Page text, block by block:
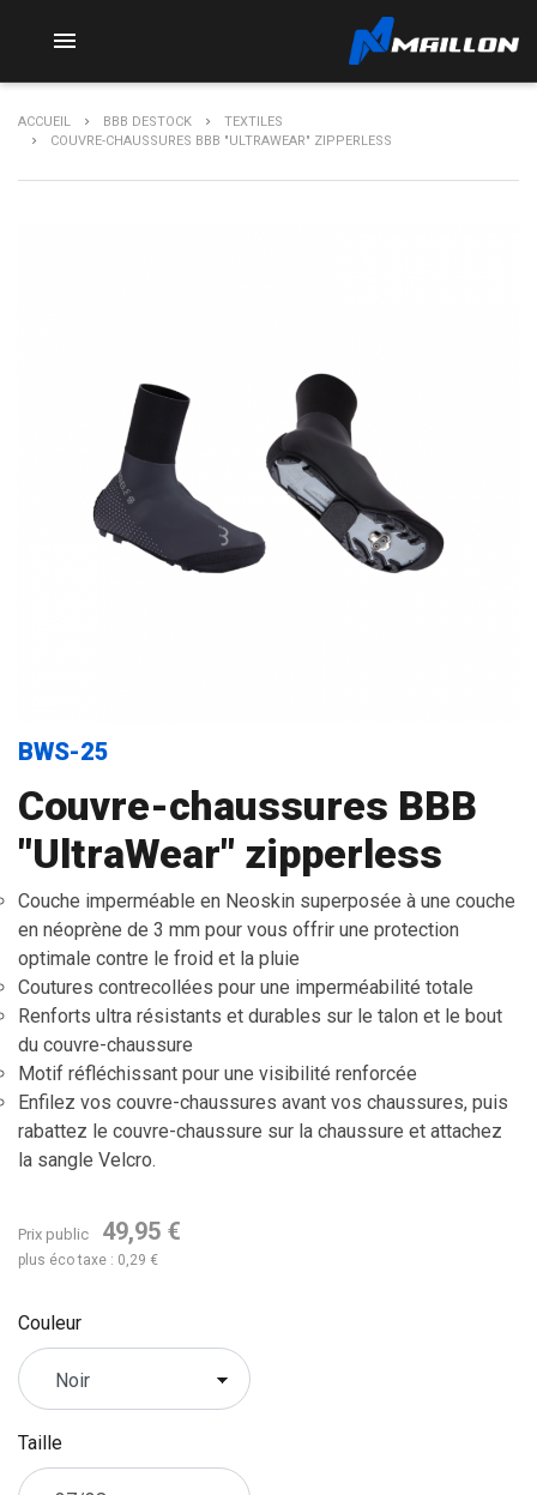

ACCUEIL BBB DESTOCK
TEXTILES
COUVRE-CHAUSSURES BBB "ULTRAWEAR" ZIPPERLESS
BWS-25
Couvre-chaussures BBB
"UltraWear" zipperless
Couche imperméable en Neoskin superposée à une couche
en néoprène de 3 mm pour vous offrir une protection
optimale contre le froid et la pluie
Coutures contrecollées pour une imperméabilité totale
Renforts ultra résistants et durables sur le talon et le bout
du couvre-chaussure
Motif réfléchissant pour une visibilité renforcée
Enfilez vos couvre-chaussures avant vos chaussures, puis
rabattez le couvre-chaussure sur la chaussure et attachez
la sangle Velcro.
Prix public 49,95 €
plus éco taxe : 0,29 €
Couleur
Taille